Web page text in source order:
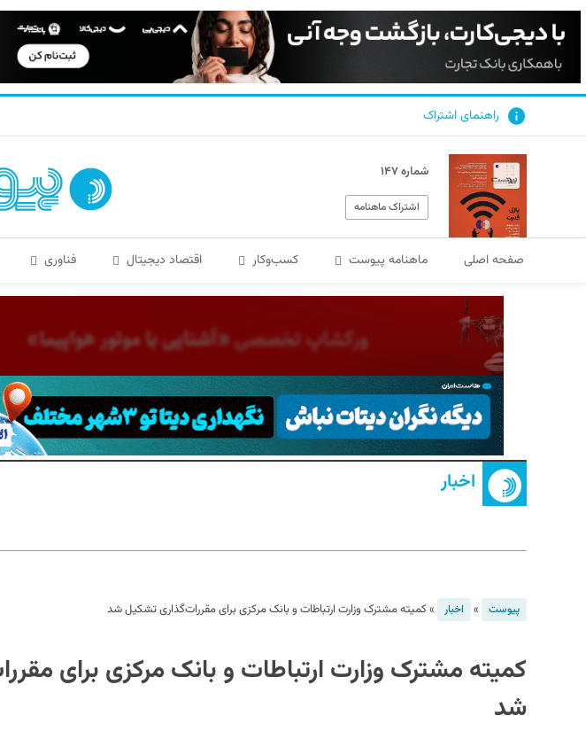
راهنمای اشتراک
شماره ۱۴۷
اشتراک ماهنامه
صفحه اصلی ماهنامه پیوست کسب‌و‌کار اقتصاد دیجیتال فناوری
اخبار
پیوست » اخبار »کمیته مشترک وزارت ارتباطات و بانک مرکزی برای مقررات‌گذاری تشکیل شد
کمیته مشترک وزارت ارتباطات و بانک مرکزی برای
شد